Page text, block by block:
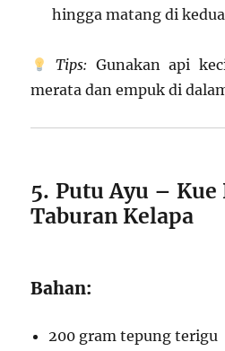
hingga matang di
Tips: Gunakan api
merata dan empuk di
5. Putu Ayu –
Taburan Kelapa
Bahan:
200 gram tepung terigu